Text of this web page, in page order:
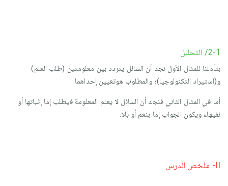
2-1/ التحليل
بتأملنا للمثال الأول نجد أن السائل يتردد بين معلومتين (طلب العلم)
و(استيراد التكنولوجيا)؛ والمطلوب هوتعيين إحداهما.
أما في المثال الثاني فنجد أن السائل لا يعلم المعلومة فيطلب إما إثباتها أو
نفيهاء ويكون الجواب إما بنعم أو بلا.
II- ملخص الدرس